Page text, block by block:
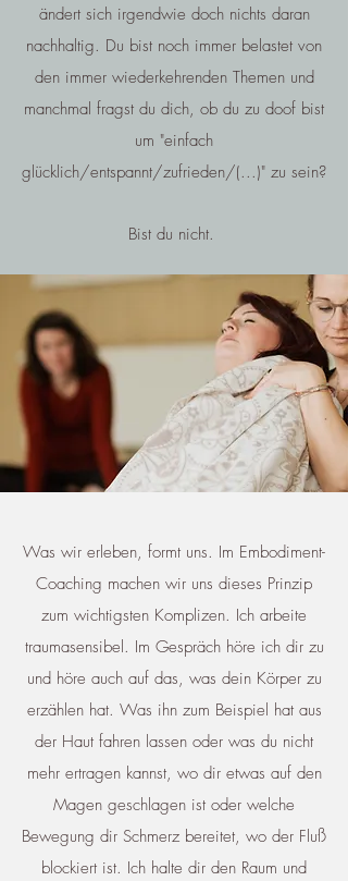
ändert sich irgendwie doch nichts daran
nachhaltig. Du bist noch immer belastet von
den immer wiederkehrenden Themen und
manchmal fragst du dich, ob du zu doof bist
um "einfach
glücklich/entspannt/zufrieden/(...)" zu sein?
Bist du nicht.
Was wir erleben, formt uns. Im Embodiment-
Coaching machen wir uns dieses Prinzip
zum wichtigsten Komplizen. Ich arbeite
traumasensibel. Im Gespräch höre ich dir zu
und höre auch auf das, was dein Körper zu
erzählen hat. Was ihn zum Beispiel hat aus
der Haut fahren lassen oder was du nicht
mehr ertragen kannst, wo dir etwas auf den
Magen geschlagen ist oder welche
Bewegung dir Schmerz bereitet, wo der Fluß
blockiert ist. Ich halte dir den Raum und